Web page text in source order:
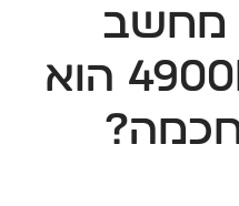
מחשב
גיימינג עד 4900₪ הוא